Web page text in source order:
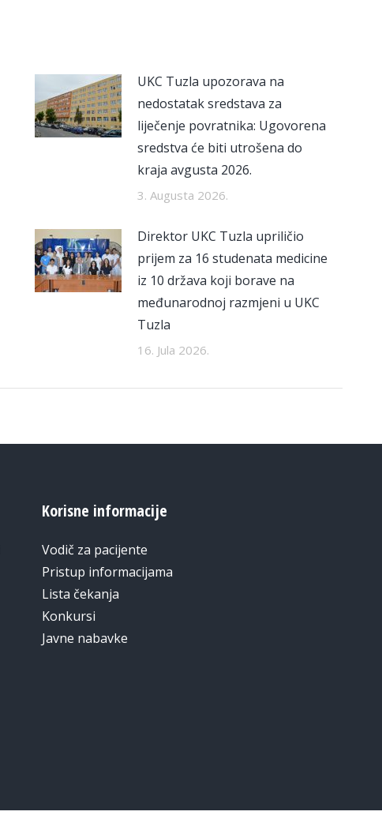
UKC Tuzla upozorava na
nedostatak sredstava za
liječenje povratnika: Ugovorena
sredstva će biti utrošena do
kraja avgusta 2026.
3. Augusta 2026.
Direktor UKC Tuzla upriličio
prijem za 16 studenata medicine
iz 10 država koji borave na
međunarodnoj razmjeni u UKC
Tuzla
16. Jula 2026.
Korisne informacije
Vodič za pacijente
Pristup informacijama
Lista čekanja
Konkursi
Javne nabavke